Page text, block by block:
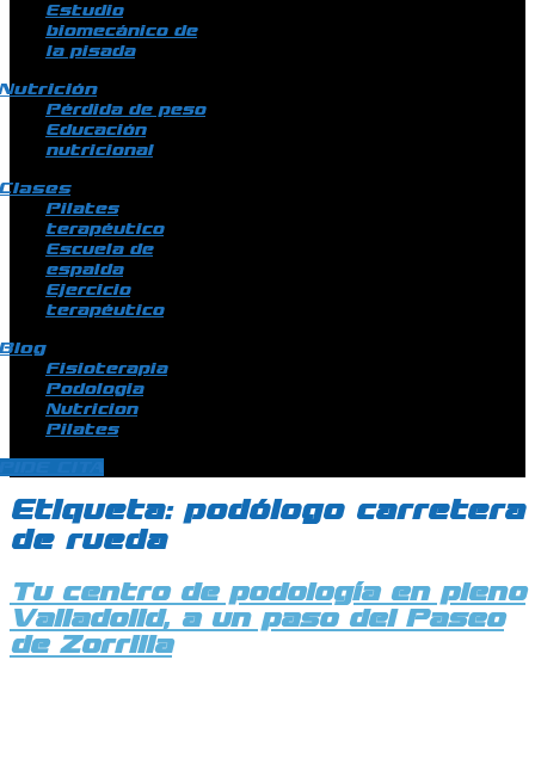
Estudio
biomecánico de
la pisada
Pérdida de peso
Educación
nutricional
Pilates
terapéutico
Escuela de
espalda
Ejercicio
terapéutico
Fisioterapia
Podologia
Nutricion
Pilates
Etiqueta: podólogo carretera
de rueda
Tu centro de podología en pleno
Valladolid, a un paso del Paseo
de Zorrilla